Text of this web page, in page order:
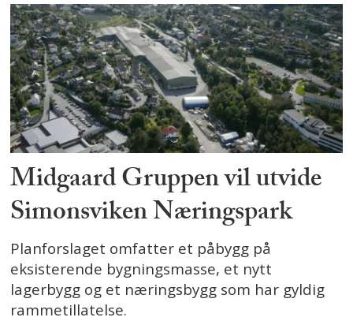
Midgaard Gruppen vil utvide
Simonsviken Næringspark
Planforslaget omfatter et påbygg på
eksisterende bygningsmasse, et nytt
lagerbygg og et næringsbygg som har gyldig
rammetillatelse.